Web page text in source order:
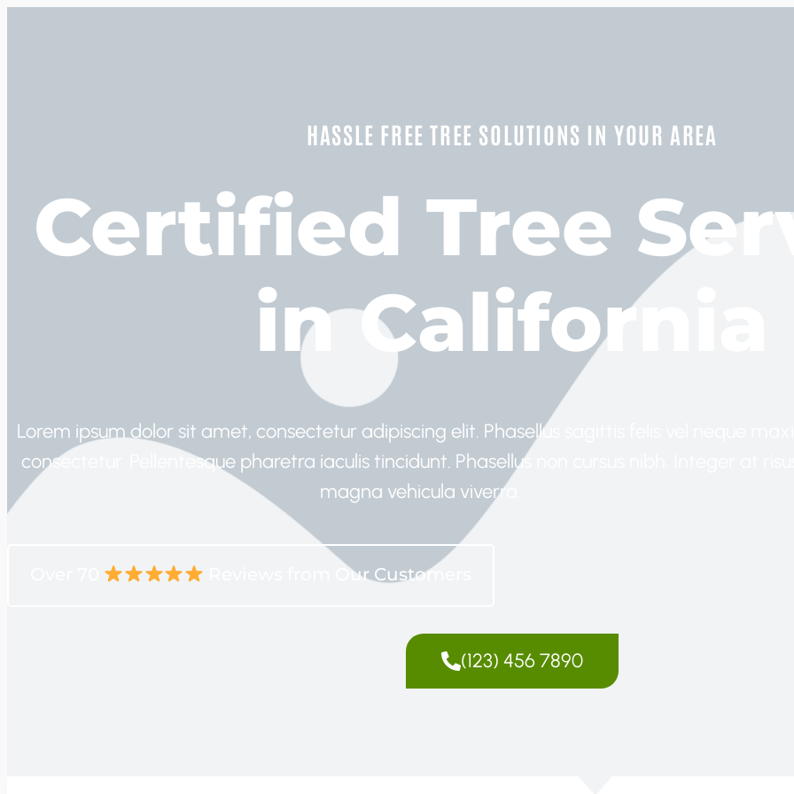
HASSLE FREE TREE SOLUTIONS IN YOUR AREA
Certified Tree
in California
Lorem ipsum dolor sit amet, consectetur adipiscing elit. Phasellus sagittis felis vel neque
consectetur. Pellentesque pharetra iaculis tincidunt. Phasellus non cursus nibh. Integer at risus
magna vehicula viverra.
Reviews from Our Customers
(123) 456 7890